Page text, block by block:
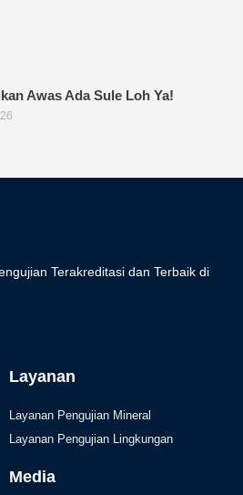
Awas Ada Sule Loh Ya!
Terakreditasi dan Terbaik di
Layanan
Layanan Pengujian Mineral
Layanan Pengujian Lingkungan
Media